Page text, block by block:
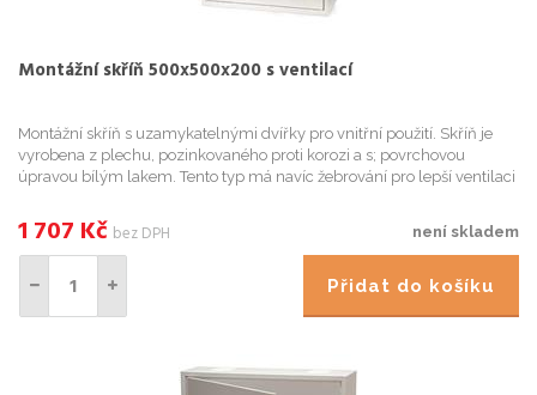
Montážní skříň 500x500x200 s ventilací
Montážní skříň s uzamykatelnými dvířky pro vnitřní použití. Skříň je
vyrobena z plechu, pozinkovaného proti korozi a s; povrchovou
úpravou bílým lakem. Tento typ má navíc žebrování pro lepší ventilaci
není skladem
1 707 Kč bez DPH
Přidat do košíku